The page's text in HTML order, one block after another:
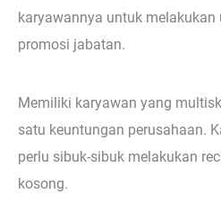
karyawannya untuk
promosi jabatan.
Memiliki karyawan yang
satu keuntungan perusahaan.
perlu sibuk-sibuk melakukan
kosong.